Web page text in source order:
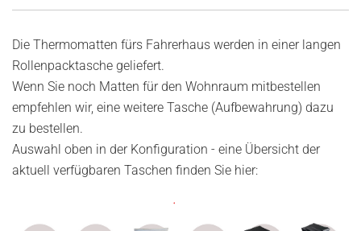
Die Thermomatten fürs Fahrerhaus werden in einer langen
Rollenpacktasche geliefert.
Wenn Sie noch Matten für den Wohnraum mitbestellen
empfehlen wir, eine weitere Tasche (Aufbewahrung) dazu
zu bestellen.
Auswahl oben in der Konfiguration - eine Übersicht der
aktuell verfügbaren Taschen finden Sie hier: